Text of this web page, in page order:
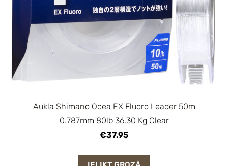
Aukla Shimano Ocea EX Fluoro Leader 50m
0.787mm 80lb 36,30 Kg Clear
€37.95